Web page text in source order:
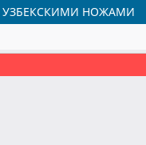
УЗБЕКСКИМИ НОЖАМИ